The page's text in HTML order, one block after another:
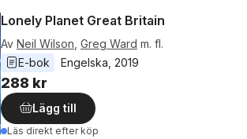
Lonely Planet Great Britain
Av Neil Wilson Greg Ward m. fl.
E-bok
Engelska 2019
288 kr
Lägg till
Läs direkt efter köp